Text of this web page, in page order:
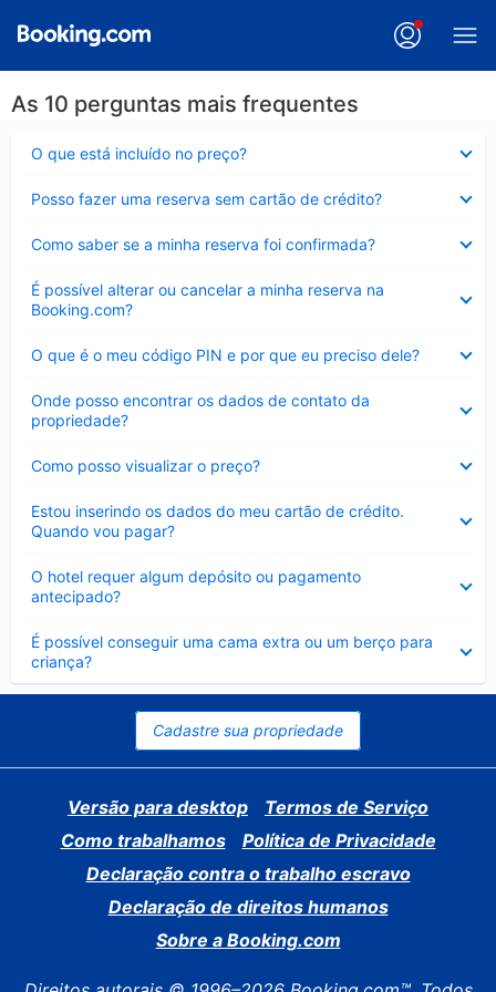
As 10 perguntas mais frequentes
O que está incluído no preço?
Posso fazer uma reserva sem cartão de crédito?
Como saber se a minha reserva foi confirmada?
É possível alterar ou cancelar a minha reserva na
Booking.com?
Contraído
O que é o meu código PIN e por que eu preciso dele?
Onde posso encontrar os dados de contato da
propriedade?
Como posso visualizar o preço?
Estou inserindo os dados do meu cartão de crédito.
Quando vou pagar?
O hotel requer algum depósito ou pagamento
antecipado?
É possível conseguir uma cama extra ou um berço para
criança?
Contraído
Cadastre sua propriedade
Versão para desktop
Termos de Serviço
Como trabalhamos
Política de Privacidade
Declaração contra o trabalho escravo
Declaração de direitos humanos
Sobre a Booking.com